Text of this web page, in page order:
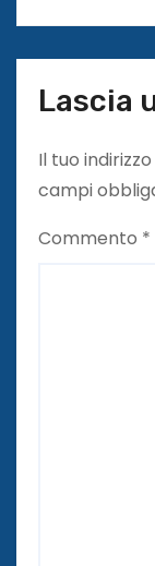
Lascia
Il tuo
campi
Commento *